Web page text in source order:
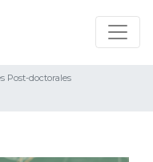
Post-doctorales